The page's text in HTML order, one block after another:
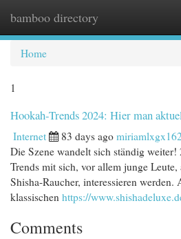
bamboo directory
Home
1
Hookah-Trends 2024: Hier man
Internet 83 days ago
Die Szene wandelt sich ständig
Trends mit sich, vor allem junge Leute,
Shisha-Raucher, interessieren werden.
klassischen https://
Comments